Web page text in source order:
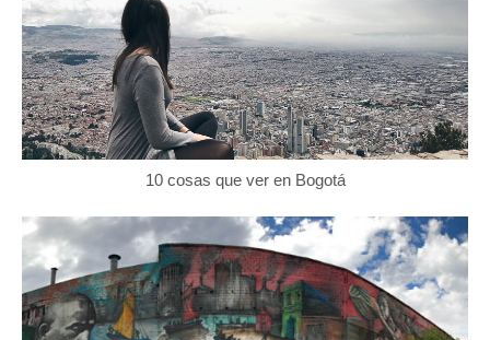
10 cosas que ver en Bogotá